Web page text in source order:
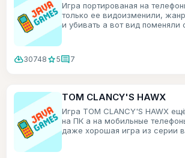
Игра портированая на
только ее видоизменили,
и убивать а вот вид поменяли
cloud_download30748 star5comment7
TOM CLANCY'S HAWX
Игра TOM CLANCY'S HAWX
на ПК а на мобильные
даже хорошая игра из серии